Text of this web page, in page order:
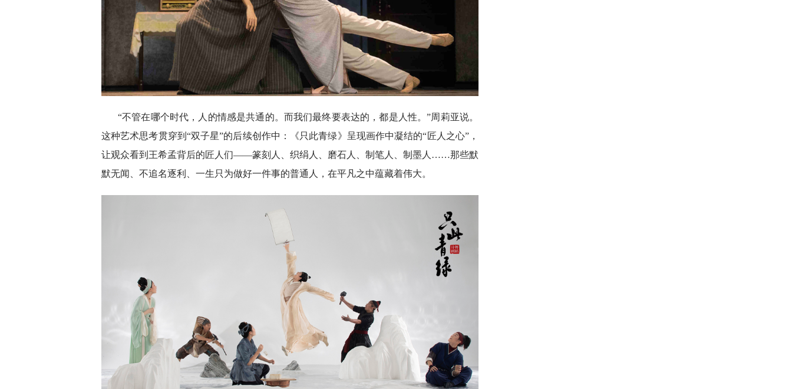
“不管在哪个时代，人的情感是共通的。而我们最终要表达的，都是人性。”周莉亚说。
这种艺术思考贯穿到“双子星”的后续创作中：《只此青绿》呈现画作中凝结的“匠人之心”，
让观众看到王希孟背后的匠人们——篆刻人、织绢人、磨石人、制笔人、制墨人……那些默
默无闻、不追名逐利、一生只为做好一件事的普通人，在平凡之中蕴藏着伟大。